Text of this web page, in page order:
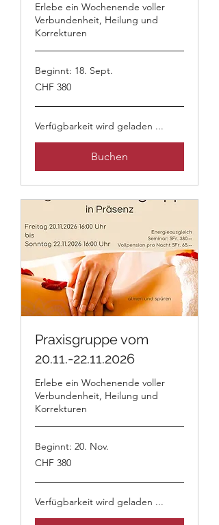
Erlebe ein Wochenende voller
Verbundenheit, Heilung und
Korrekturen
Beginnt: 18. Sept.
380
Schweizer
CHF 380
Verfügbarkeit wird geladen ...
Buchen
Praxisgruppe vom
20.11.-22.11.2026
Erlebe ein Wochenende voller
Verbundenheit, Heilung und
Korrekturen
Beginnt: 20. Nov.
380
Schweizer
CHF 380
Verfügbarkeit wird geladen ...